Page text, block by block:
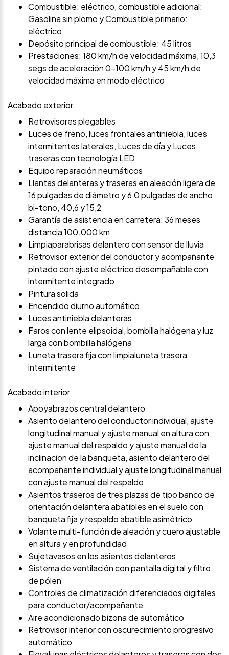
Combustible: eléctrico, combustible adicional:
Gasolina sin plomo y Combustible primario:
eléctrico
Depósito principal de combustible: 45 litros
Prestaciones: 180 km/h de velocidad máxima, 10,3
segs de aceleración 0-100 km/h y 45 km/h de
velocidad máxima en modo eléctrico
Acabado exterior
Retrovisores plegables
Luces de freno, luces frontales antiniebla, luces
intermitentes laterales, Luces de día y Luces
traseras con tecnología LED
Equipo reparación neumáticos
Llantas delanteras y traseras en aleación ligera de
16 pulgadas de diámetro y 6,0 pulgadas de ancho
bi-tono, 40,6 y 15,2
Garantía de asistencia en carretera: 36 meses
distancia 100.000 km
Limpiaparabrisas delantero con sensor de lluvia
Retrovisor exterior del conductor y acompañante
pintado con ajuste eléctrico desempañable con
intermitente integrado
Pintura solida
Encendido diurno automático
Luces antiniebla delanteras
Faros con lente elipsoidal, bombilla halógena y luz
larga con bombilla halógena
Luneta trasera fija con limpialuneta trasera
intermitente
Acabado interior
Apoyabrazos central delantero
Asiento delantero del conductor individual, ajuste
longitudinal manual y ajuste manual en altura con
ajuste manual del respaldo y ajuste manual de la
inclinacion de la banqueta, asiento delantero del
acompañante individual y ajuste longitudinal manual
con ajuste manual del respaldo
Asientos traseros de tres plazas de tipo banco de
orientación delantera abatibles en el suelo con
banqueta fija y respaldo abatible asimétrico
Volante multi-función de aleación y cuero ajustable
en altura y en profundidad
Sujetavasos en los asientos delanteros
Sistema de ventilación con pantalla digital y filtro
de pólen
Controles de climatización diferenciados digitales
para conductor/acompañante
Aire acondicionado bizona de automático
Retrovisor interior con oscurecimiento progresivo
automático